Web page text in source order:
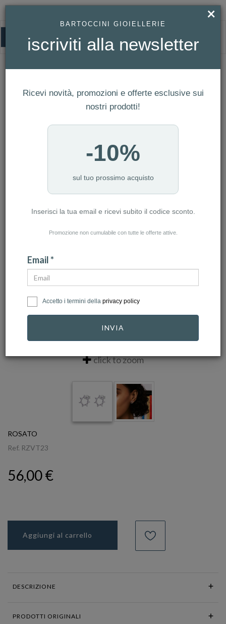
HOMEPAGE
ROSATO - ORECCHINI VITTORIA ARGENTO 925/1000 RODIO, CUBIC
Rosato - Orecchini VITTORIA argento
925/1000 rodio, cubic zirconia white
Ref. RZVT23
click to zoom
ROSATO
Ref. RZVT23
56,00 €
Aggiungi al carrello
DESCRIZIONE
PRODOTTI ORIGINALI
×
BARTOCCINI GIOIELLERIE
iscriviti alla newsletter
Ricevi novità, promozioni e offerte esclusive sui
nostri prodotti!
-10%
sul tuo prossimo acquisto
Inserisci la tua email e ricevi subito il codice sconto.
Promozione non cumulabile con tutte le offerte attive.
Email *
Accetto i termini della privacy policy
INVIA